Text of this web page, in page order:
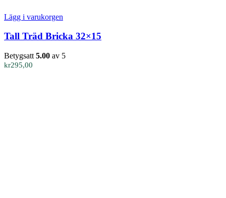
Lägg i varukorgen
Tall Träd Bricka 32×15
Betygsatt 5.00 av 5
kr295,00